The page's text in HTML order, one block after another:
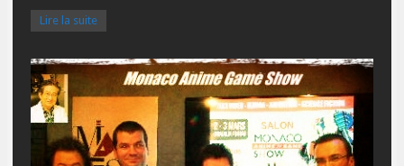
Lire la suite